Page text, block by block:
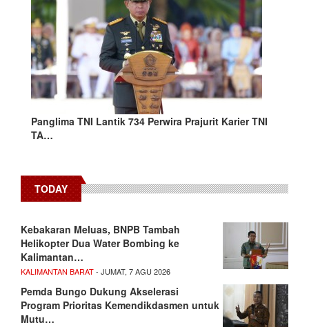
Panglima TNI Lantik 734 Perwira Prajurit Karier TNI
TA…
TODAY
Kebakaran Meluas, BNPB Tambah
Helikopter Dua Water Bombing ke
Kalimantan…
KALIMANTAN BARAT- JUMAT, 7 AGU 2026
Pemda Bungo Dukung Akselerasi
Program Prioritas Kemendikdasmen untuk
Mutu…